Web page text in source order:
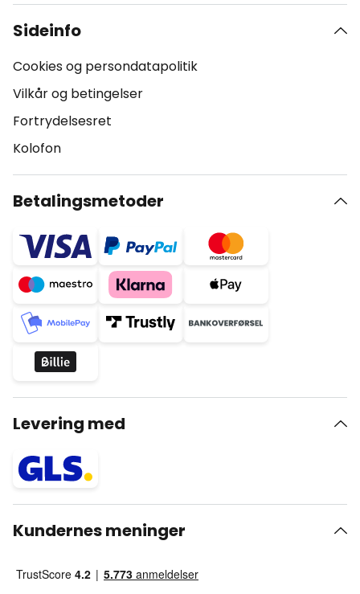
Sideinfo
Cookies og persondatapolitik
Vilkår og betingelser
Fortrydelsesret
Kolofon
Betalingsmetoder
Levering med
Kundernes meninger